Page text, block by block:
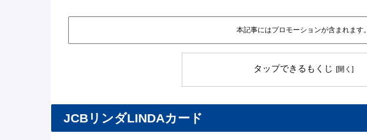
本記事にはプロモーションが含まれます。
タップできるもくじ
JCBリンダLINDAカード